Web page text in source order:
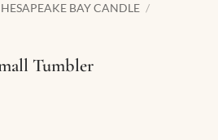
BAY CANDLE /
Tumbler